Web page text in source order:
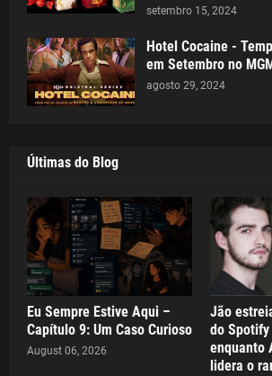
setembro 15, 2024
Hotel Cocaine -
em Setembro no
agosto 29, 2024
Últimas do Blog
Eu Sempre Estive Aqui –
Capítulo 9: Um Caso Curioso
August 06, 2026
Jão
do Spotify
enquanto
lidera o